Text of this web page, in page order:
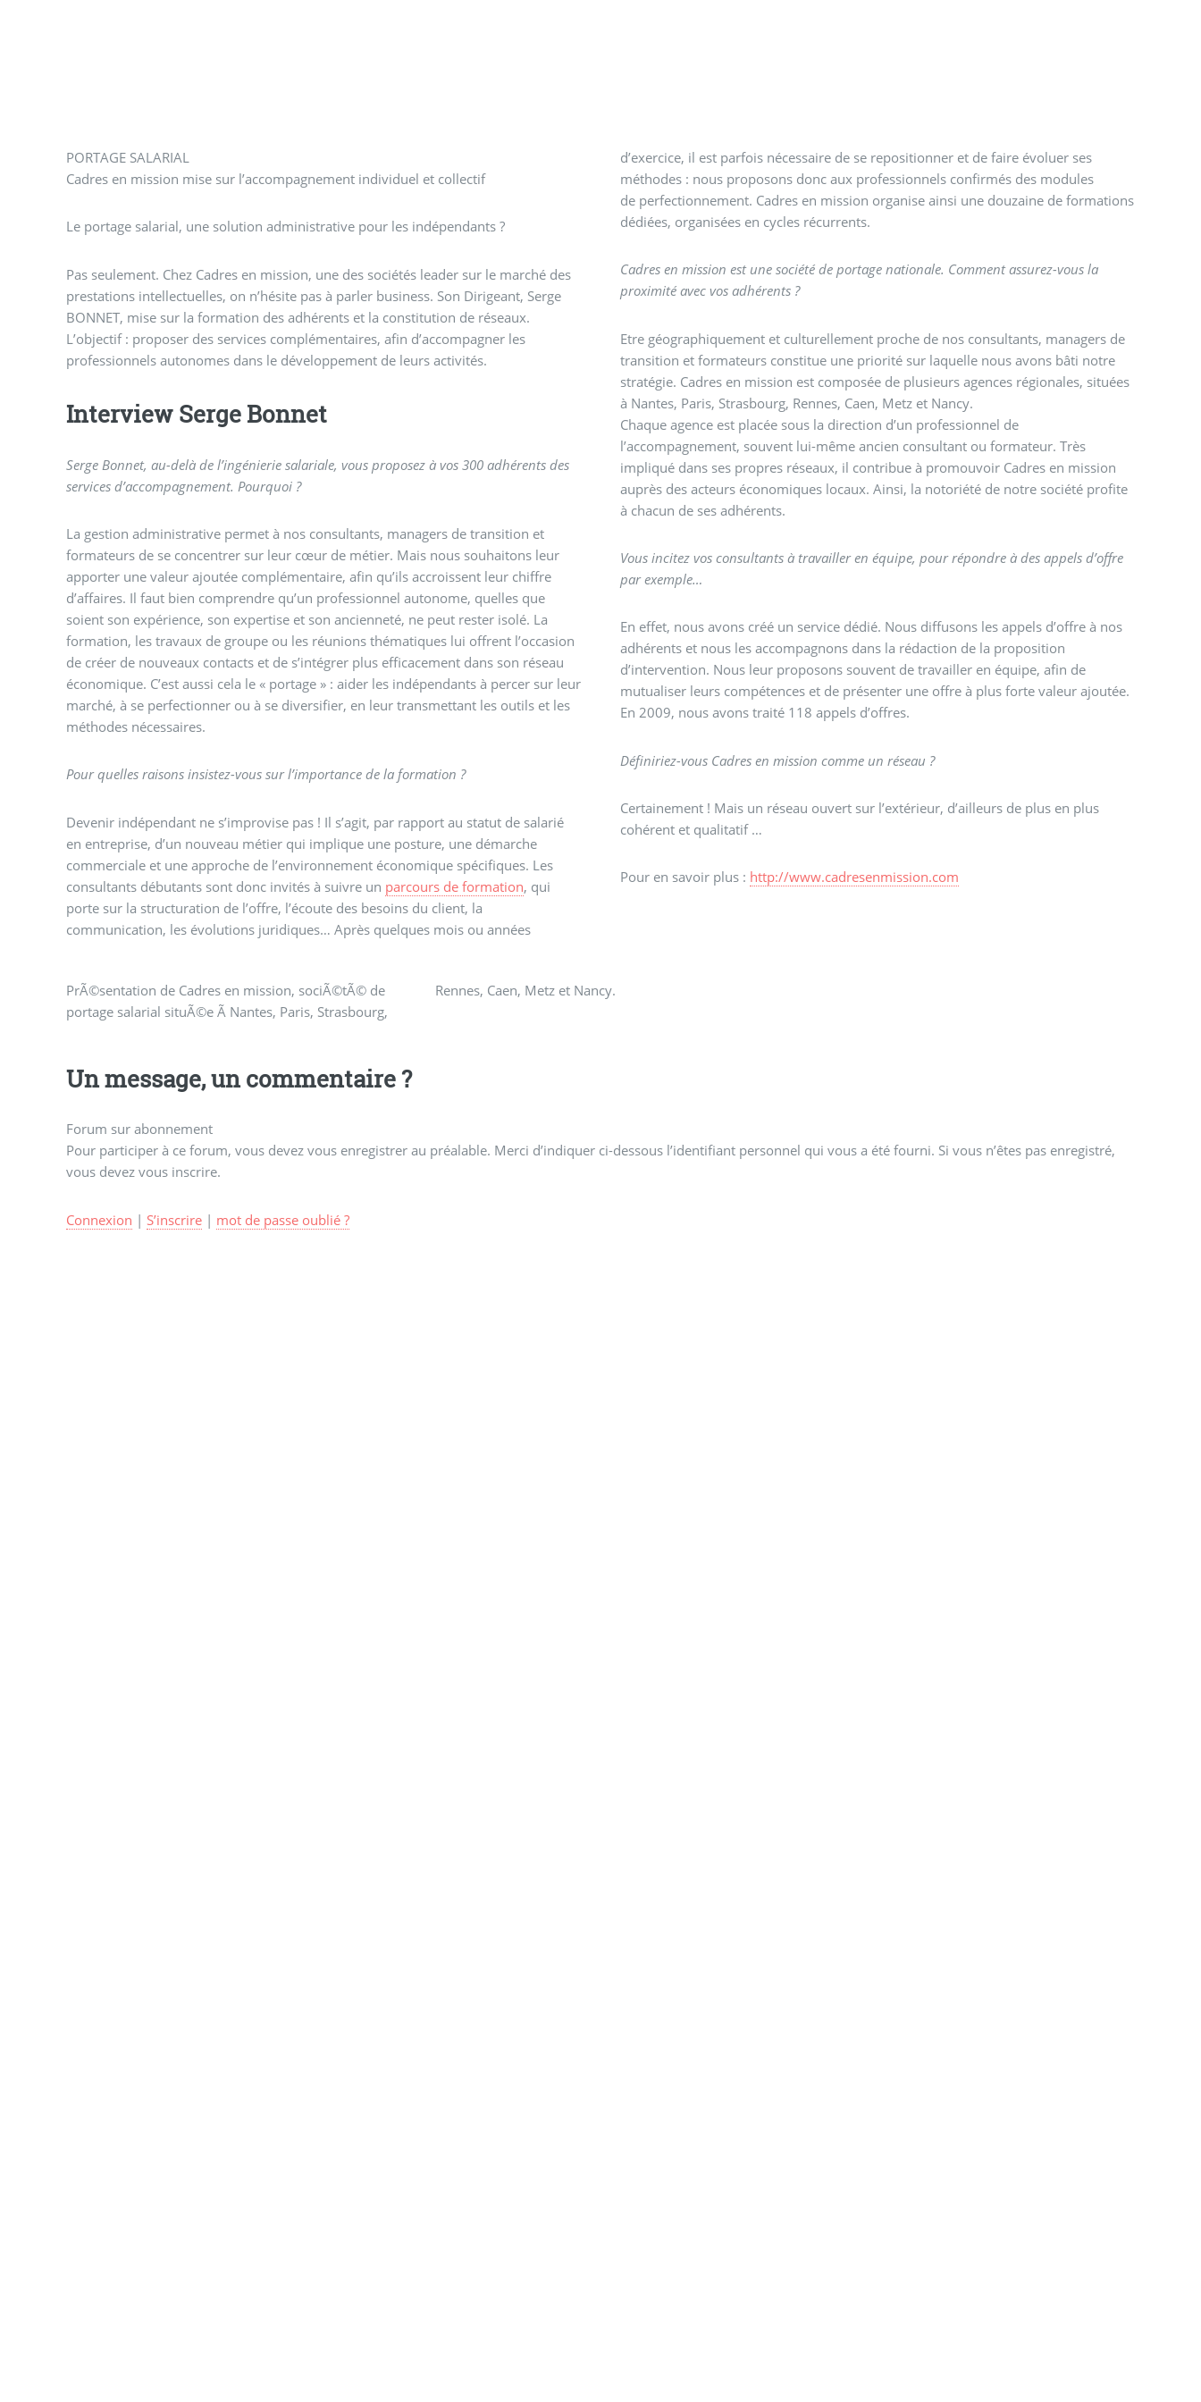
PORTAGE SALARIAL
Cadres en mission mise sur l’accompagnement individuel et collectif
Le portage salarial, une solution administrative pour les indépendants ?
Pas seulement. Chez Cadres en mission, une des sociétés leader sur le marché des
prestations intellectuelles, on n’hésite pas à parler business. Son Dirigeant, Serge
BONNET, mise sur la formation des adhérents et la constitution de réseaux.
L’objectif : proposer des services complémentaires, afin d’accompagner les
professionnels autonomes dans le développement de leurs activités.
Interview Serge Bonnet
Serge Bonnet, au-delà de l’ingénierie salariale, vous proposez à vos 300 adhérents des
services d’accompagnement. Pourquoi ?
La gestion administrative permet à nos consultants, managers de transition et
formateurs de se concentrer sur leur cœur de métier. Mais nous souhaitons leur
apporter une valeur ajoutée complémentaire, afin qu’ils accroissent leur chiffre
d’affaires. Il faut bien comprendre qu’un professionnel autonome, quelles que
soient son expérience, son expertise et son ancienneté, ne peut rester isolé. La
formation, les travaux de groupe ou les réunions thématiques lui offrent l’occasion
de créer de nouveaux contacts et de s’intégrer plus efficacement dans son réseau
économique. C’est aussi cela le « portage » : aider les indépendants à percer sur leur
marché, à se perfectionner ou à se diversifier, en leur transmettant les outils et les
méthodes nécessaires.
Pour quelles raisons insistez-vous sur l’importance de la formation ?
Devenir indépendant ne s’improvise pas ! Il s’agit, par rapport au statut de salarié
en entreprise, d’un nouveau métier qui implique une posture, une démarche
commerciale et une approche de l’environnement économique spécifiques. Les
consultants débutants sont donc invités à suivre un parcours de formation, qui
porte sur la structuration de l’offre, l’écoute des besoins du client, la
communication, les évolutions juridiques… Après quelques mois ou années
d’exercice, il est parfois nécessaire de se repositionner et de faire évoluer ses
méthodes : nous proposons donc aux professionnels confirmés des modules
de perfectionnement. Cadres en mission organise ainsi une douzaine de formations
dédiées, organisées en cycles récurrents.
Cadres en mission est une société de portage nationale. Comment assurez-vous la
proximité avec vos adhérents ?
Etre géographiquement et culturellement proche de nos consultants, managers de
transition et formateurs constitue une priorité sur laquelle nous avons bâti notre
stratégie. Cadres en mission est composée de plusieurs agences régionales, situées
à Nantes, Paris, Strasbourg, Rennes, Caen, Metz et Nancy.
Chaque agence est placée sous la direction d’un professionnel de
l’accompagnement, souvent lui-même ancien consultant ou formateur. Très
impliqué dans ses propres réseaux, il contribue à promouvoir Cadres en mission
auprès des acteurs économiques locaux. Ainsi, la notoriété de notre société profite
à chacun de ses adhérents.
Vous incitez vos consultants à travailler en équipe, pour répondre à des appels d’offre
par exemple…
En effet, nous avons créé un service dédié. Nous diffusons les appels d’offre à nos
adhérents et nous les accompagnons dans la rédaction de la proposition
d’intervention. Nous leur proposons souvent de travailler en équipe, afin de
mutualiser leurs compétences et de présenter une offre à plus forte valeur ajoutée.
En 2009, nous avons traité 118 appels d’offres.
Définiriez-vous Cadres en mission comme un réseau ?
Certainement ! Mais un réseau ouvert sur l’extérieur, d’ailleurs de plus en plus
cohérent et qualitatif …
Pour en savoir plus : http://www.cadresenmission.com
PrÃ©sentation de Cadres en mission, sociÃ©tÃ© de
portage salarial situÃ©e Ã Nantes, Paris, Strasbourg,
Rennes, Caen, Metz et Nancy.
Un message, un commentaire ?
Forum sur abonnement
Pour participer à ce forum, vous devez vous enregistrer au préalable. Merci d’indiquer ci-dessous l’identifiant personnel qui vous a été fourni. Si vous n’êtes pas enregistré,
vous devez vous inscrire.
Connexion | S’inscrire| mot de passe oublié ?